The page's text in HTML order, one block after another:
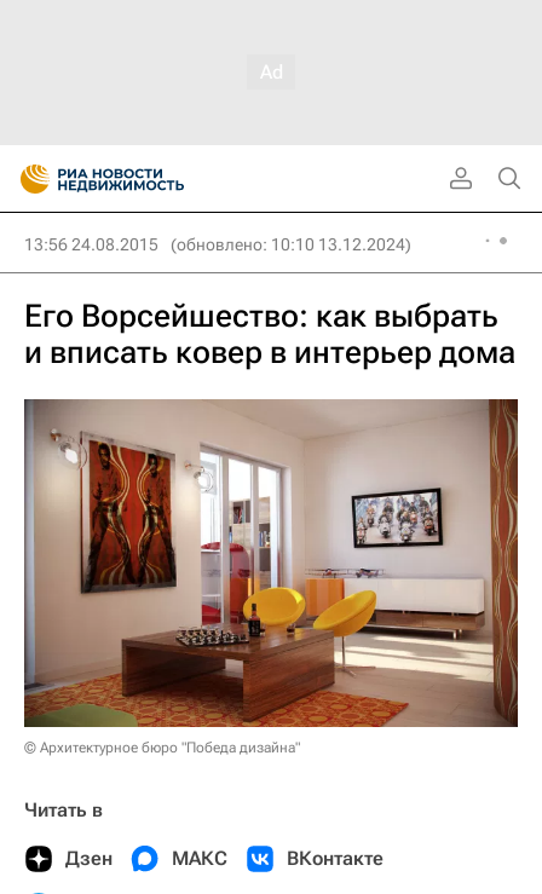
13:56 24.08.2015 (обновлено: 10:10 13.12.2024)
Его Ворсейшество: как выбрать
и вписать ковер в интерьер дома
© Архитектурное бюро "Победа дизайна"
Читать в
Дзен МАКС ВКонтакте